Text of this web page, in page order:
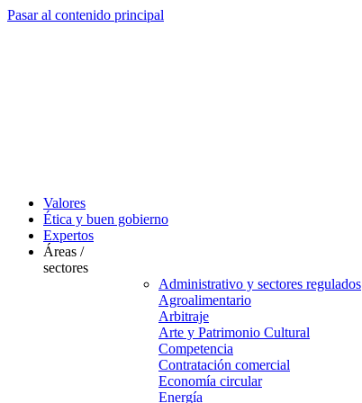
Pasar al contenido principal
Valores
Ética y buen gobierno
Expertos
Áreas /
sectores
Administrativo y sectores regulados
Agroalimentario
Arbitraje
Arte y Patrimonio Cultural
Competencia
Contratación comercial
Economía circular
Energía